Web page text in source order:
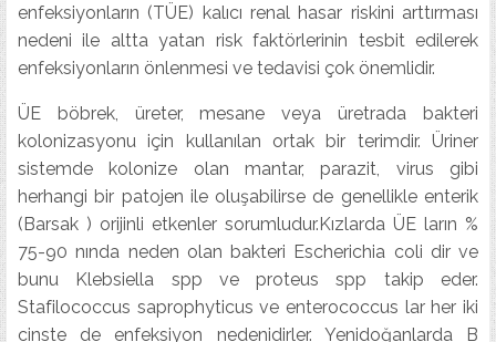
enfeksiyonların (TÜE) kalıcı renal hasar riskini arttırması
nedeni ile altta yatan risk faktörlerinin tesbit edilerek
enfeksiyonların önlenmesi ve tedavisi çok önemlidir.
ÜE böbrek, üreter, mesane veya üretrada bakteri
kolonizasyonu için kullanılan ortak bir terimdir. Üriner
sistemde kolonize olan mantar, parazit, virus gibi
herhangi bir patojen ile oluşabilirse de genellikle enterik
(Barsak ) orijinli etkenler sorumludur.Kızlarda ÜE ların %
75-90 nında neden olan bakteri Escherichia coli dir ve
bunu Klebsiella spp ve proteus spp takip eder.
Stafilococcus saprophyticus ve enterococcus lar her iki
cinste de enfeksiyon nedenidirler. Yenidoğanlarda B